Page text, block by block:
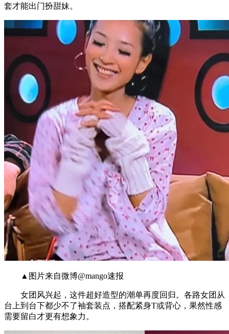
套才能出门扮甜妹。
▲图片来自微博@mango速报
女团风兴起，这件超好造型的潮单再度回归。各路女团从
台上到台下都少不了袖套装点，搭配紧身T或背心，果然性感
需要留白才更有想象力。